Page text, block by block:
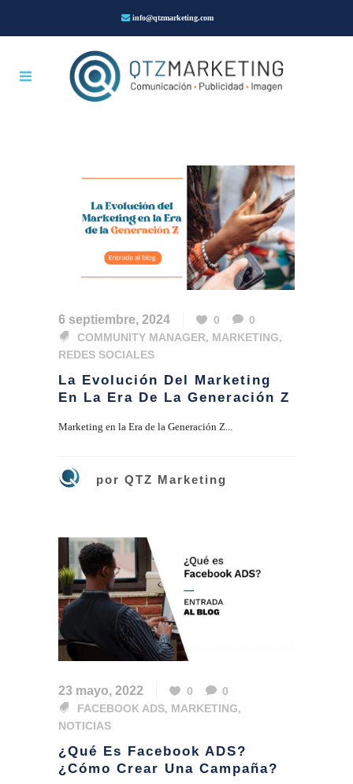
info@qtzmarketing.com
6 septiembre, 2024 0
0
COMMUNITY MANAGER, MARKETING,
REDES SOCIALES
La Evolución Del Marketing
En La Era De La Generación Z
Marketing en la Era de la Generación Z...
por QTZ Marketing
23 mayo, 2022 0
0
FACEBOOK ADS, MARKETING,
NOTICIAS
¿Qué Es Facebook ADS?
¿Cómo Crear Una Campaña?